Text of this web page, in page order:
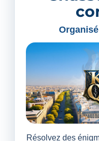
Résolvez des